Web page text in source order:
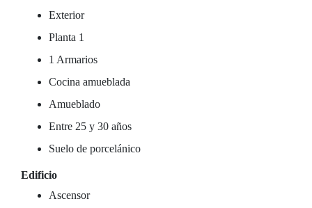
Exterior
Planta 1
1 Armarios
Cocina amueblada
Amueblado
Entre 25 y 30 años
Suelo de porcelánico
Edificio
Ascensor